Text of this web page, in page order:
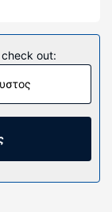
84
μπαρ και
σας
Τα
out: